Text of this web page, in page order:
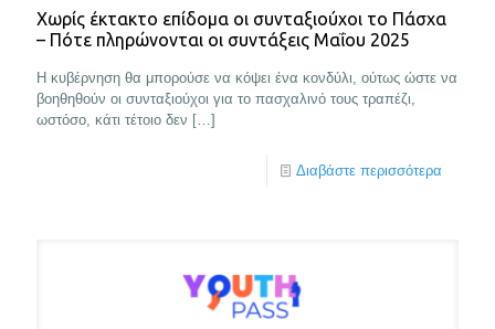
Χωρίς έκτακτο επίδομα οι συνταξιούχοι το Πάσχα
– Πότε πληρώνονται οι συντάξεις Μαΐου 2025
Η κυβέρνηση θα μπορούσε να κόψει ένα κονδύλι, ούτως ώστε να
βοηθηθούν οι συνταξιούχοι για το πασχαλινό τους τραπέζι,
ωστόσο, κάτι τέτοιο δεν […]
Διαβάστε περισσότερα